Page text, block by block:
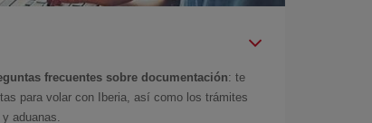
frecuentes sobre documentación: te
para volar con Iberia, así como los trámites
aduanas.